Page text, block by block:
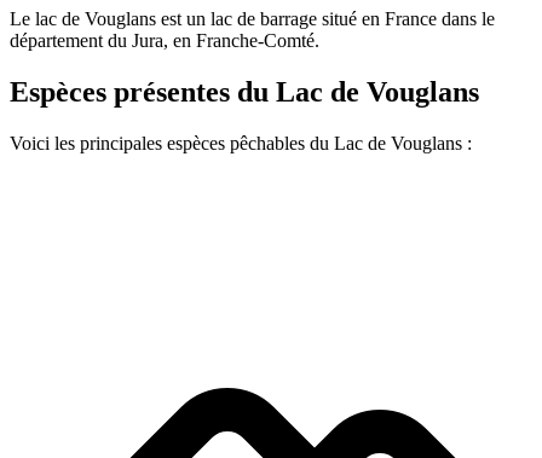
Le lac de Vouglans est un lac de barrage situé en France dans le
département du Jura, en Franche-Comté.
Espèces présentes du Lac de Vouglans
Voici les principales espèces pêchables du Lac de Vouglans :